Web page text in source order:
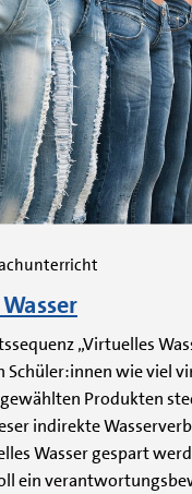
„Virtuelles
wie viel
Produkten
indirekte
Wasser gespart
ein